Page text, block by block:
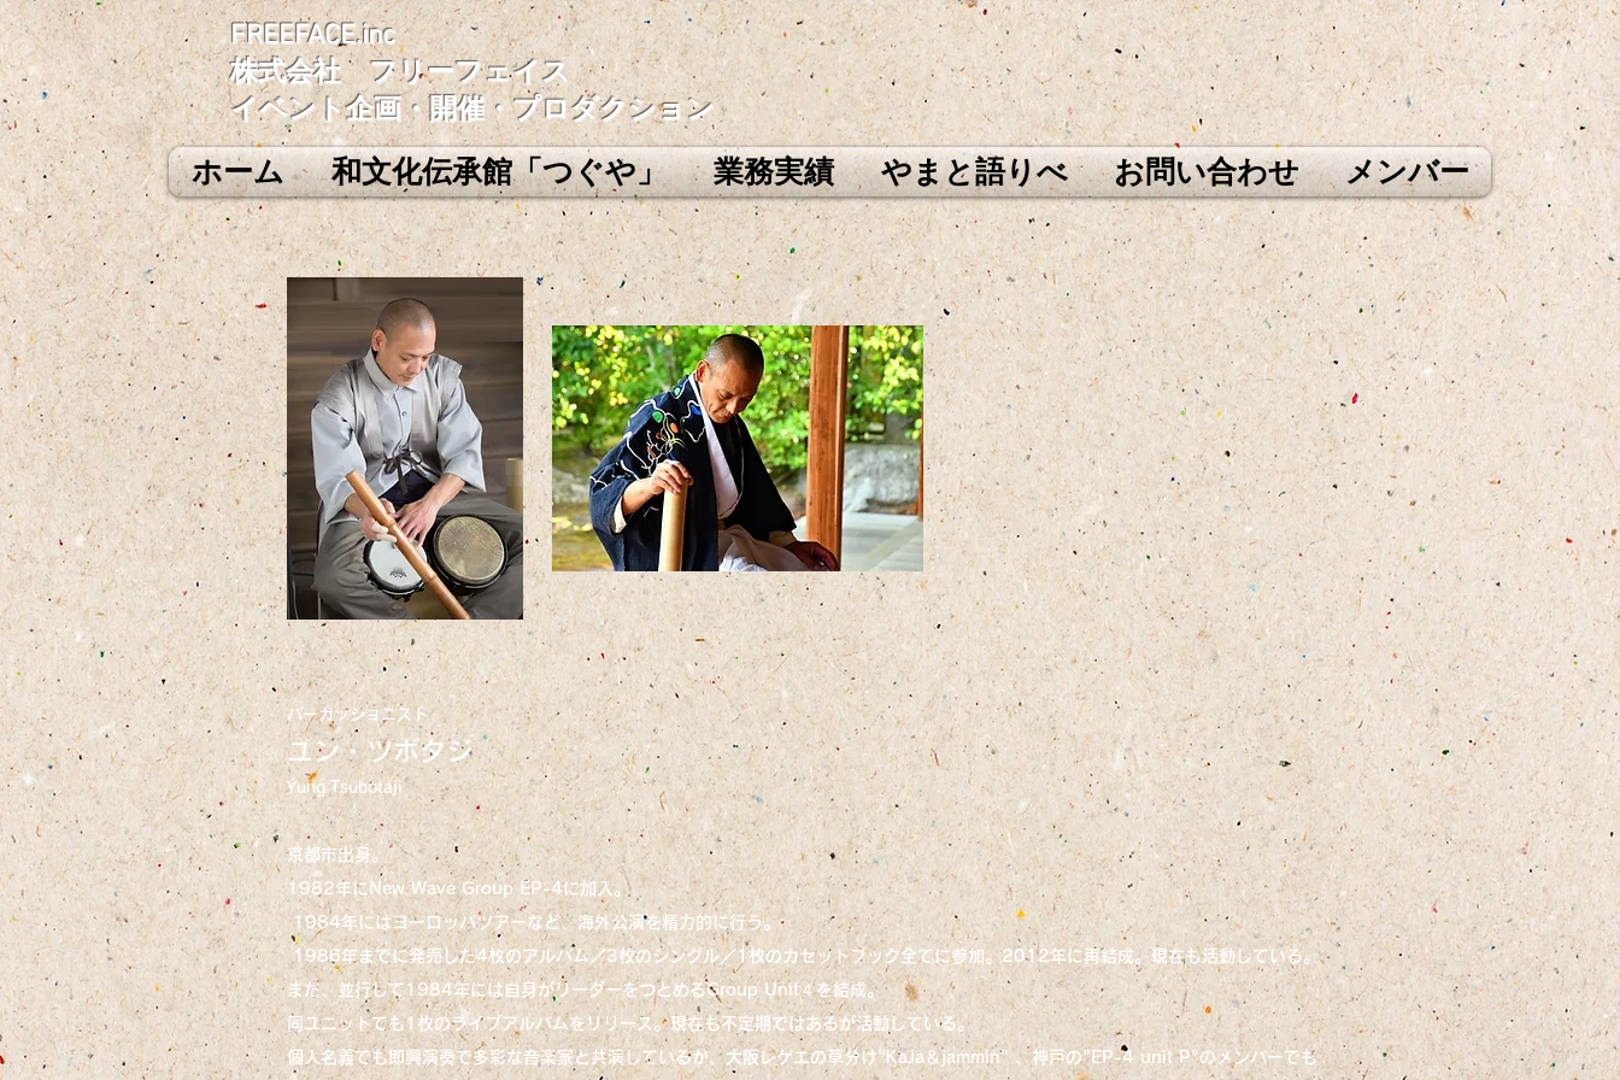
FREEFACE.inc
​​株式会社 フリーフェイス
イベント企画・開催・プロダクション
ホーム
和文化伝承館「つぐや」 業務実績 やまと語りべ お問い合わせ メンバー
パーカッショニスト
ユン・ツボタジ
Yung Tsubotaji
京都市出身。
1982年にNew Wave Group EP-4に加入。
1984年にはヨーロッパツアーなど、海外公演を精力的に行う。
1986年までに発売した4枚のアルバム／3枚のシングル／1枚のカセットブック全てに参加。2012年に再結成。現在も活動している。
また、並行して1984年には自身がリーダーをつとめるGroup Unit４を結成。
同ユニットでも1枚のライブアルバムをリリース。現在も不定期ではあるが活動している。
個人名義でも即興演奏で多彩な音楽家と共演しているが、大阪レゲエの草分け"KaJa＆jammin" 、神戸の"EP-4 unit P"のメンバーでも